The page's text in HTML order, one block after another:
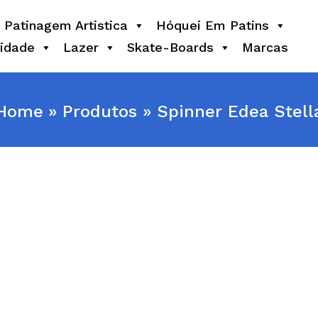
Patinagem Artistica
Hóquei Em Patins
Lazer Skate-Boards Marcas
Produtos Spinner Edea